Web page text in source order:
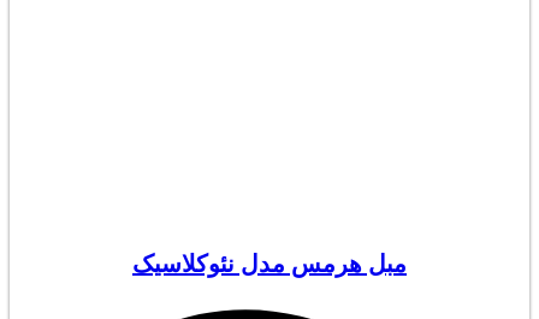
مبل هرمس مدل نئوکلاسیک